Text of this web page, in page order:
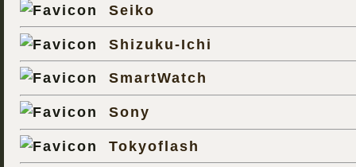
Seiko
Shizuku-Ichi
SmartWatch
Sony
Tokyoflash